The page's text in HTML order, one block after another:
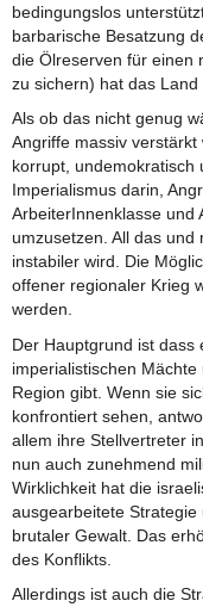
bedingungslos
barbarische Besatzung
die Ölreserven für einen
zu sichern) hat das
Als ob das nicht genug
Angriffe massiv
korrupt, undemokratisch
Imperialismus darin,
ArbeiterInnenklasse und
umzusetzen. All das
instabiler wird. Die
offener regionaler Krieg
werden.
Der Hauptgrund ist dass
imperialistischen
Region gibt. Wenn sie
konfrontiert sehen,
allem ihre Stellvertreter
nun auch zunehmend
Wirklichkeit hat die
ausgearbeitete
brutaler Gewalt. Das
des Konflikts.
Allerdings ist auch die